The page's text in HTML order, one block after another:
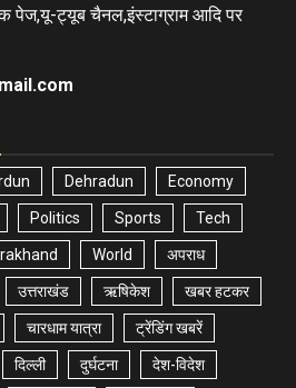
पेज,यू-ट्यूब चैनल,इंस्टाग्राम आदि पर
Dehradun Economy
Politics Sports Tech
World अपराध
उत्तराखंड ऋषिकेश खबर हटकर
चारधाम यात्रा ट्रेंडिंग खबरें
दिल्ली दुर्घटना देश-विदेश